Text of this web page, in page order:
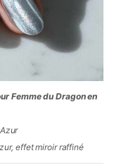
Femme du Dragon en
effet miroir raffiné